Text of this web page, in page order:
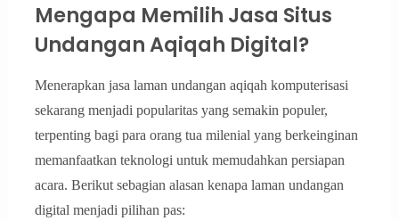
Mengapa Memilih Jasa Situs
Undangan Aqiqah Digital?
Menerapkan jasa laman undangan aqiqah komputerisasi
sekarang menjadi popularitas yang semakin populer,
terpenting bagi para orang tua milenial yang berkeinginan
memanfaatkan teknologi untuk memudahkan persiapan
acara. Berikut sebagian alasan kenapa laman undangan
digital menjadi pilihan pas: